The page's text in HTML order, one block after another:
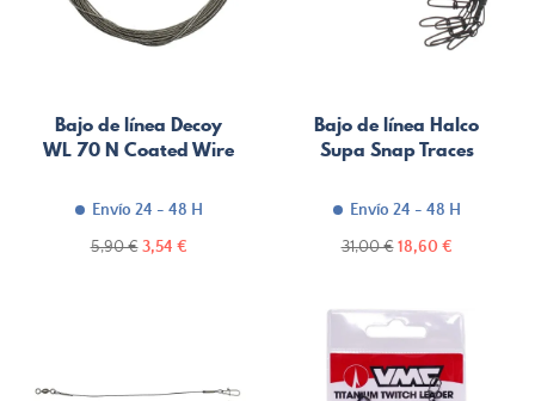
Bajo de línea Decoy
WL 70 N Coated Wire
Envío 24 - 48 H
Precio
5,90 € Precio
3,54 €
Bajo de línea Halco
Supa Snap Traces
Envío 24 - 48 H
Precio
31,00 € Precio
18,60 €